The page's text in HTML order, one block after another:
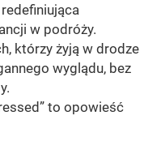
w podróży.
którzy żyją w drodze
wyglądu, bez
to opowieść